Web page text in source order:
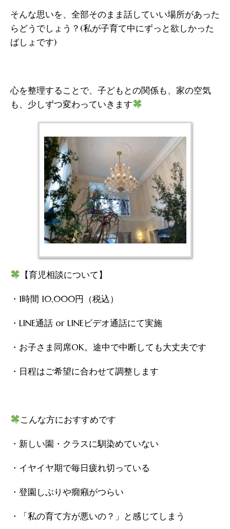
そんな思いを、全部そのまま話していい場所があった
らどうでしょう？(私が子育て中にずっと欲しかった
ばしょです)
心を整理することで、子どもとの関係も、家の空気
も、少しずつ変わっていきます
【育児相談について】
・1時間 10,000円（税込）
・LINE通話 or LINEビデオ通話にて実施
・お子さま同席OK。途中で中断しても大丈夫です
・日程はご希望に合わせて調整します
こんな方におすすめです
・新しい園・クラスに馴染めていない
・イヤイヤ期で毎日疲れ切っている
・登園しぶりや癇癪がつらい
・「私の育て方が悪いの？」と感じてしまう